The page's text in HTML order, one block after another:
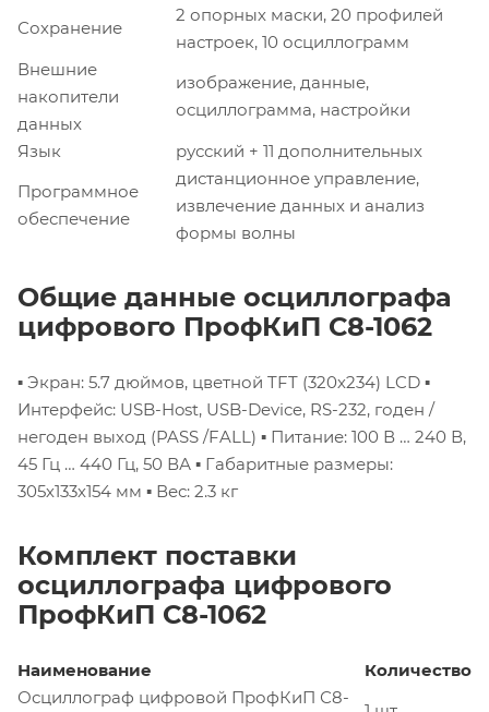
Сохранение
2 опорных маски, 20 профилей
настроек, 10 осциллограмм
Внешние
накопители
данных
изображение, данные,
осциллограмма, настройки
Язык
русский + 11 дополнительных
Программное
обеспечение
дистанционное управление,
извлечение данных и анализ
формы волны
Общие данные осциллографа
цифрового ПрофКиП С8-1062
▪ Экран: 5.7 дюймов, цветной TFT (320х234) LCD ▪
Интерфейс: USB-Host, USB-Device, RS-232, годен /
негоден выход (PASS /FALL) ▪ Питание: 100 В … 240 В,
45 Гц … 440 Гц, 50 ВА ▪ Габаритные размеры:
305х133х154 мм ▪ Вес: 2.3 кг
Комплект поставки
осциллографа цифрового
ПрофКиП С8-1062
Наименование
Количество
Осциллограф цифровой ПрофКиП С8-